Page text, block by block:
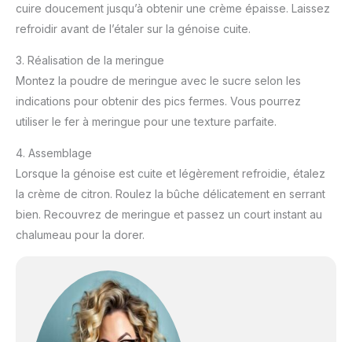
cuire doucement jusqu’à obtenir une crème épaisse. Laissez
refroidir avant de l’étaler sur la génoise cuite.
3. Réalisation de la meringue
Montez la poudre de meringue avec le sucre selon les
indications pour obtenir des pics fermes. Vous pourrez
utiliser le fer à meringue pour une texture parfaite.
4. Assemblage
Lorsque la génoise est cuite et légèrement refroidie, étalez
la crème de citron. Roulez la bûche délicatement en serrant
bien. Recouvrez de meringue et passez un court instant au
chalumeau pour la dorer.